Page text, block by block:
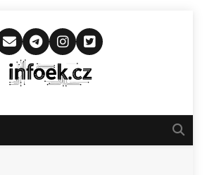
Infoek.cz
Novinkám